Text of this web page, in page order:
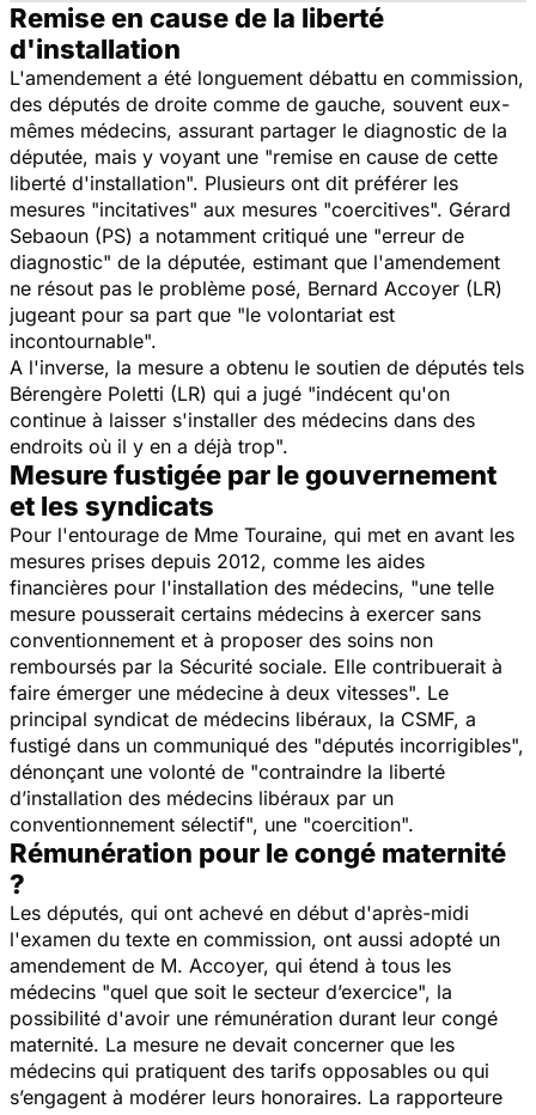
Remise en cause de la liberté
d'installation
L'amendement a été longuement débattu en commission,
des députés de droite comme de gauche, souvent eux-
mêmes médecins, assurant partager le diagnostic de la
députée, mais y voyant une "remise en cause de cette
liberté d'installation". Plusieurs ont dit préférer les
mesures "incitatives" aux mesures "coercitives". Gérard
Sebaoun (PS) a notamment critiqué une "erreur de
diagnostic" de la députée, estimant que l'amendement
ne résout pas le problème posé, Bernard Accoyer (LR)
jugeant pour sa part que "le volontariat est
incontournable".
A l'inverse, la mesure a obtenu le soutien de députés tels
Bérengère Poletti (LR) qui a jugé "indécent qu'on
continue à laisser s'installer des médecins dans des
endroits où il y en a déjà trop".
Mesure fustigée par le gouvernement
et les syndicats
Pour l'entourage de Mme Touraine, qui met en avant les
mesures prises depuis 2012, comme les aides
financières pour l'installation des médecins, "une telle
mesure pousserait certains médecins à exercer sans
conventionnement et à proposer des soins non
remboursés par la Sécurité sociale. Elle contribuerait à
faire émerger une médecine à deux vitesses". Le
principal syndicat de médecins libéraux, la CSMF, a
fustigé dans un communiqué des "députés incorrigibles",
dénonçant une volonté de "contraindre la liberté
d’installation des médecins libéraux par un
conventionnement sélectif", une "coercition".
Rémunération pour le congé maternité
?
Les députés, qui ont achevé en début d'après-midi
l'examen du texte en commission, ont aussi adopté un
amendement de M. Accoyer, qui étend à tous les
médecins "quel que soit le secteur d’exercice", la
possibilité d'avoir une rémunération durant leur congé
maternité. La mesure ne devait concerner que les
médecins qui pratiquent des tarifs opposables ou qui
s’engagent à modérer leurs honoraires. La rapporteure